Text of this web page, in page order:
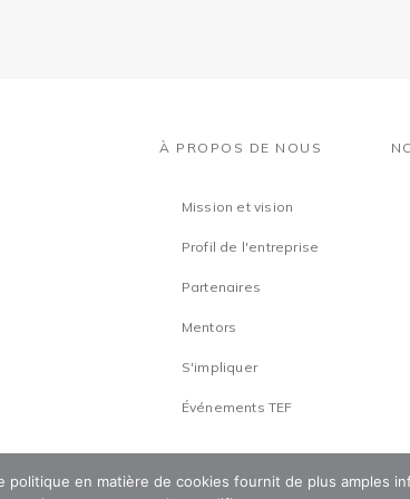
À PROPOS DE NOUS
Mission et vision
Profil de l'entreprise
Partenaires
Mentors
S'impliquer
Événements TEF
en matière de cookies fournit de plus amples